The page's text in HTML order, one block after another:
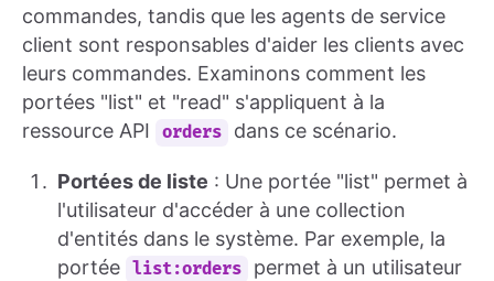
commandes, tandis que les agents de service
client sont responsables d'aider les clients avec
leurs commandes. Examinons comment les
portées "list" et "read" s'appliquent à la
ressource API
orders dans ce scénario.
Portées de liste : Une portée "list" permet à
l'utilisateur d'accéder à une collection
d'entités dans le système. Par exemple, la
portée list:orders
permet à un utilisateur